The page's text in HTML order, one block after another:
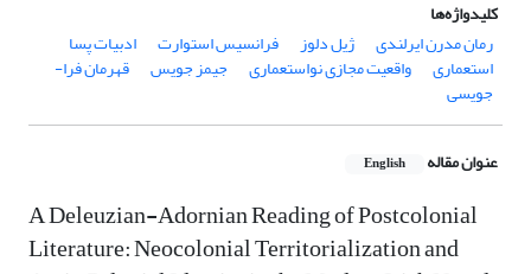
کلیدواژه‌ها
رمان مدرن ایرلندی
ژیل دلوز فرانسیس استوارت ادبیات پسا
استعماری واقعیت مجازی نواستعماری جیمز جویس قهرمان فرا-
جویسی
عنوان مقاله English
A Deleuzian-Adornian Reading of Postcolonial
Literature: Neocolonial Territorialization and